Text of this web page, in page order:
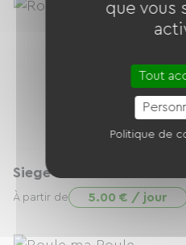
Siege Bébé Bobike
À partir de 5.00 € / jour
que vous
Tout
Politique de